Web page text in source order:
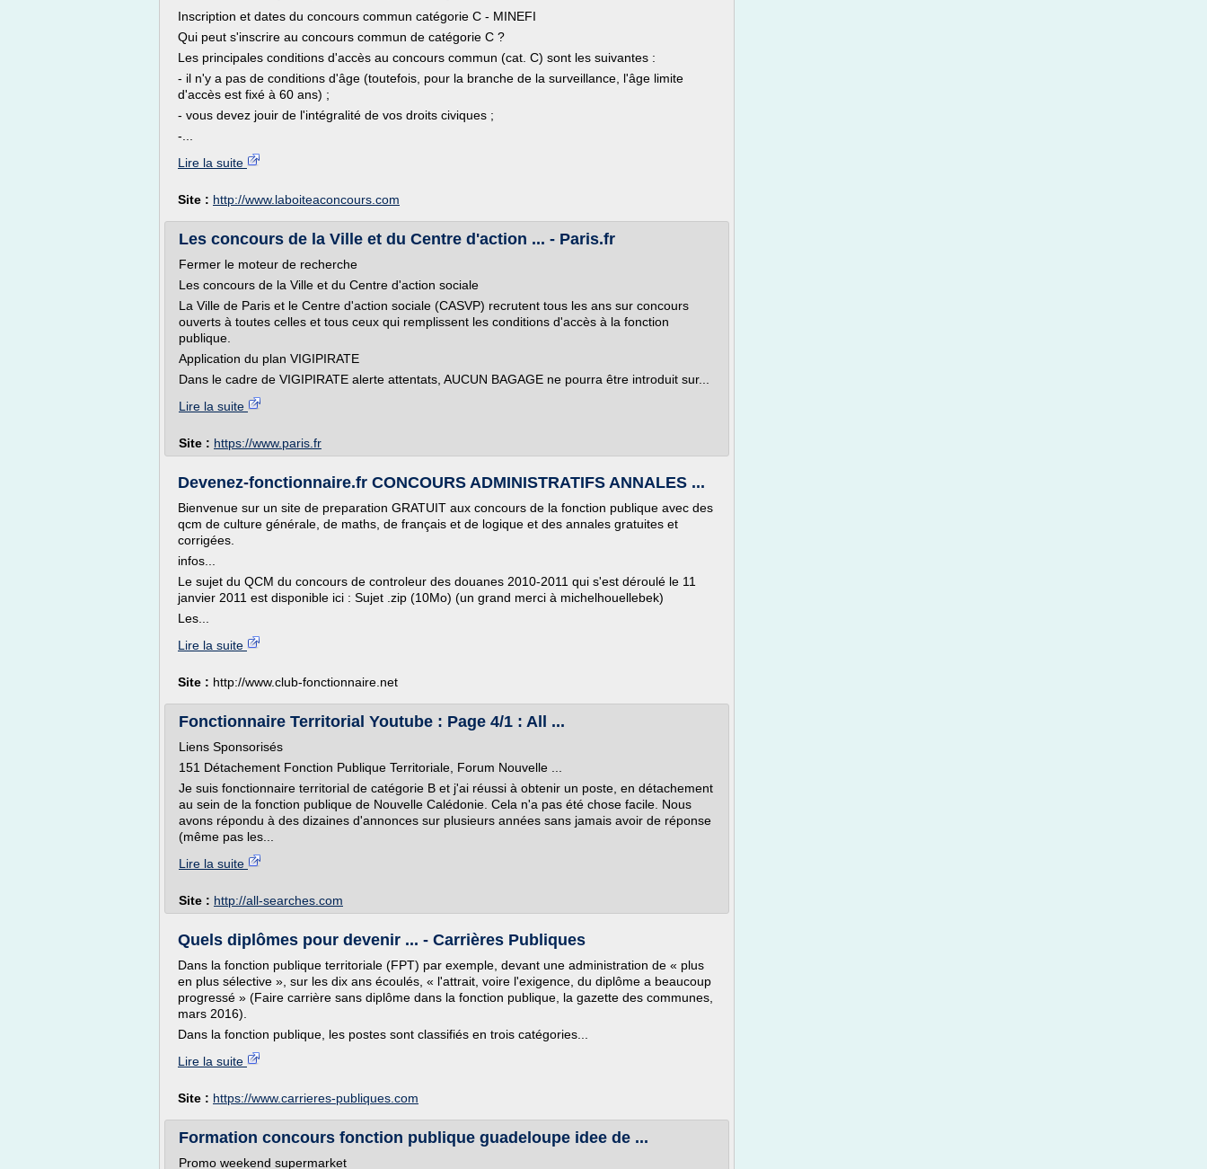
Inscription et dates du concours commun catégorie C - MINEFI
Qui peut s'inscrire au concours commun de catégorie C ?
Les principales conditions d'accès au concours commun (cat. C) sont les suivantes :
- il n'y a pas de conditions d'âge (toutefois, pour la branche de la surveillance, l'âge limite
d'accès est fixé à 60 ans) ;
- vous devez jouir de l'intégralité de vos droits civiques ;
-...
Lire la suite
Site : http://www.laboiteaconcours.com
Les concours de la Ville et du Centre d'action ... - Paris.fr
Fermer le moteur de recherche
Les concours de la Ville et du Centre d'action sociale
La Ville de Paris et le Centre d'action sociale (CASVP) recrutent tous les ans sur concours
ouverts à toutes celles et tous ceux qui remplissent les conditions d'accès à la fonction
publique.
Application du plan VIGIPIRATE
Dans le cadre de VIGIPIRATE alerte attentats, AUCUN BAGAGE ne pourra être introduit sur...
Lire la suite
Site : https://www.paris.fr
Devenez-fonctionnaire.fr CONCOURS ADMINISTRATIFS ANNALES ...
Bienvenue sur un site de preparation GRATUIT aux concours de la fonction publique avec des
qcm de culture générale, de maths, de français et de logique et des annales gratuites et
corrigées.
infos...
Le sujet du QCM du concours de controleur des douanes 2010-2011 qui s'est déroulé le 11
janvier 2011 est disponible ici : Sujet .zip (10Mo) (un grand merci à michelhouellebek)
Les...
Lire la suite
Site : http://www.club-fonctionnaire.net
Fonctionnaire Territorial Youtube : Page 4/1 : All ...
Liens Sponsorisés
151 Détachement Fonction Publique Territoriale, Forum Nouvelle ...
Je suis fonctionnaire territorial de catégorie B et j'ai réussi à obtenir un poste, en détachement
au sein de la fonction publique de Nouvelle Calédonie. Cela n'a pas été chose facile. Nous
avons répondu à des dizaines d'annonces sur plusieurs années sans jamais avoir de réponse
(même pas les...
Lire la suite
Site : http://all-searches.com
Quels diplômes pour devenir ... - Carrières Publiques
Dans la fonction publique territoriale (FPT) par exemple, devant une administration de « plus
en plus sélective », sur les dix ans écoulés, « l'attrait, voire l'exigence, du diplôme a beaucoup
progressé » (Faire carrière sans diplôme dans la fonction publique, la gazette des communes,
mars 2016).
Dans la fonction publique, les postes sont classifiés en trois catégories...
Lire la suite
Site : https://www.carrieres-publiques.com
Formation concours fonction publique guadeloupe idee de ...
Promo weekend supermarket